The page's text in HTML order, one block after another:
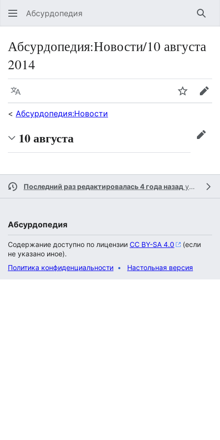
Абсурдопедия
Абсурдопедия:Новости/10 августа
2014
Язык
< Абсурдопедия:Новости
10 августа
Последний раз редактировалась 4 года назад участником
Абсурдопедия
Содержание доступно по лицензии CC BY-SA 4.0
(если
не указано иное).
Политика конфиденциальности
Настольная версия